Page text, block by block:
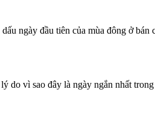
ngày đầu tiên của mùa đông ở bán
do vì sao đây là ngày ngắn nhất trong